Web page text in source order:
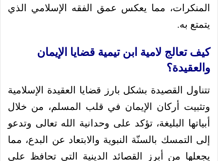
المنكرات، مما يعكس عمق الفقه الإسلامي الذي
يتمتع به.
كيف تعالج لامية ابن تيمية قضايا الإيمان
والعقيدة؟
تتناول القصيدة بشكل بارز قضايا العقيدة الإسلامية
وتثبيت أركان الإيمان في قلب المسلم، من خلال
أبياتها البليغة، تؤكد على وحدانية الله تعالى وتدعو
إلى التمسك بالسنّة النبوية والابتعاد عن البدع، مما
يجعلها من أبرز القصائد الدينية التي تحافظ على